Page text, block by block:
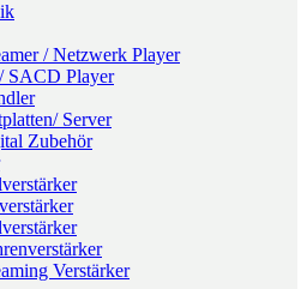
/ Netzwerk Player
SACD Player
Server
Zubehör
Verstärker